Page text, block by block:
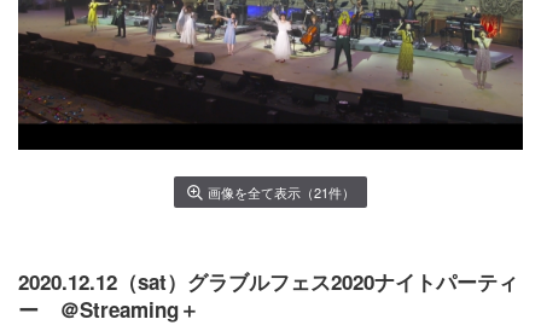
画像を全て表示（21件）
2020.12.12（sat）グラブルフェス2020ナイトパーティ
ー ＠Streaming＋